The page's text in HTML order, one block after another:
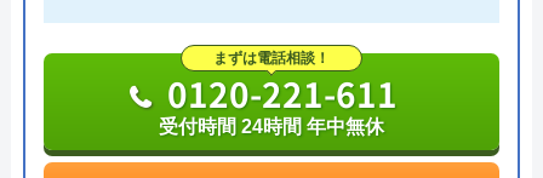
実績も豊富で、スタッフの研修にも力を入れている
ため技術力はもちろん接客もよく、トイレや排水
管、給湯器や蛇口の修理交換まで水回りのことなら
何でも相談できます。
まずは電話相談！
0120-221-611
受付時間 24時間 年中無休